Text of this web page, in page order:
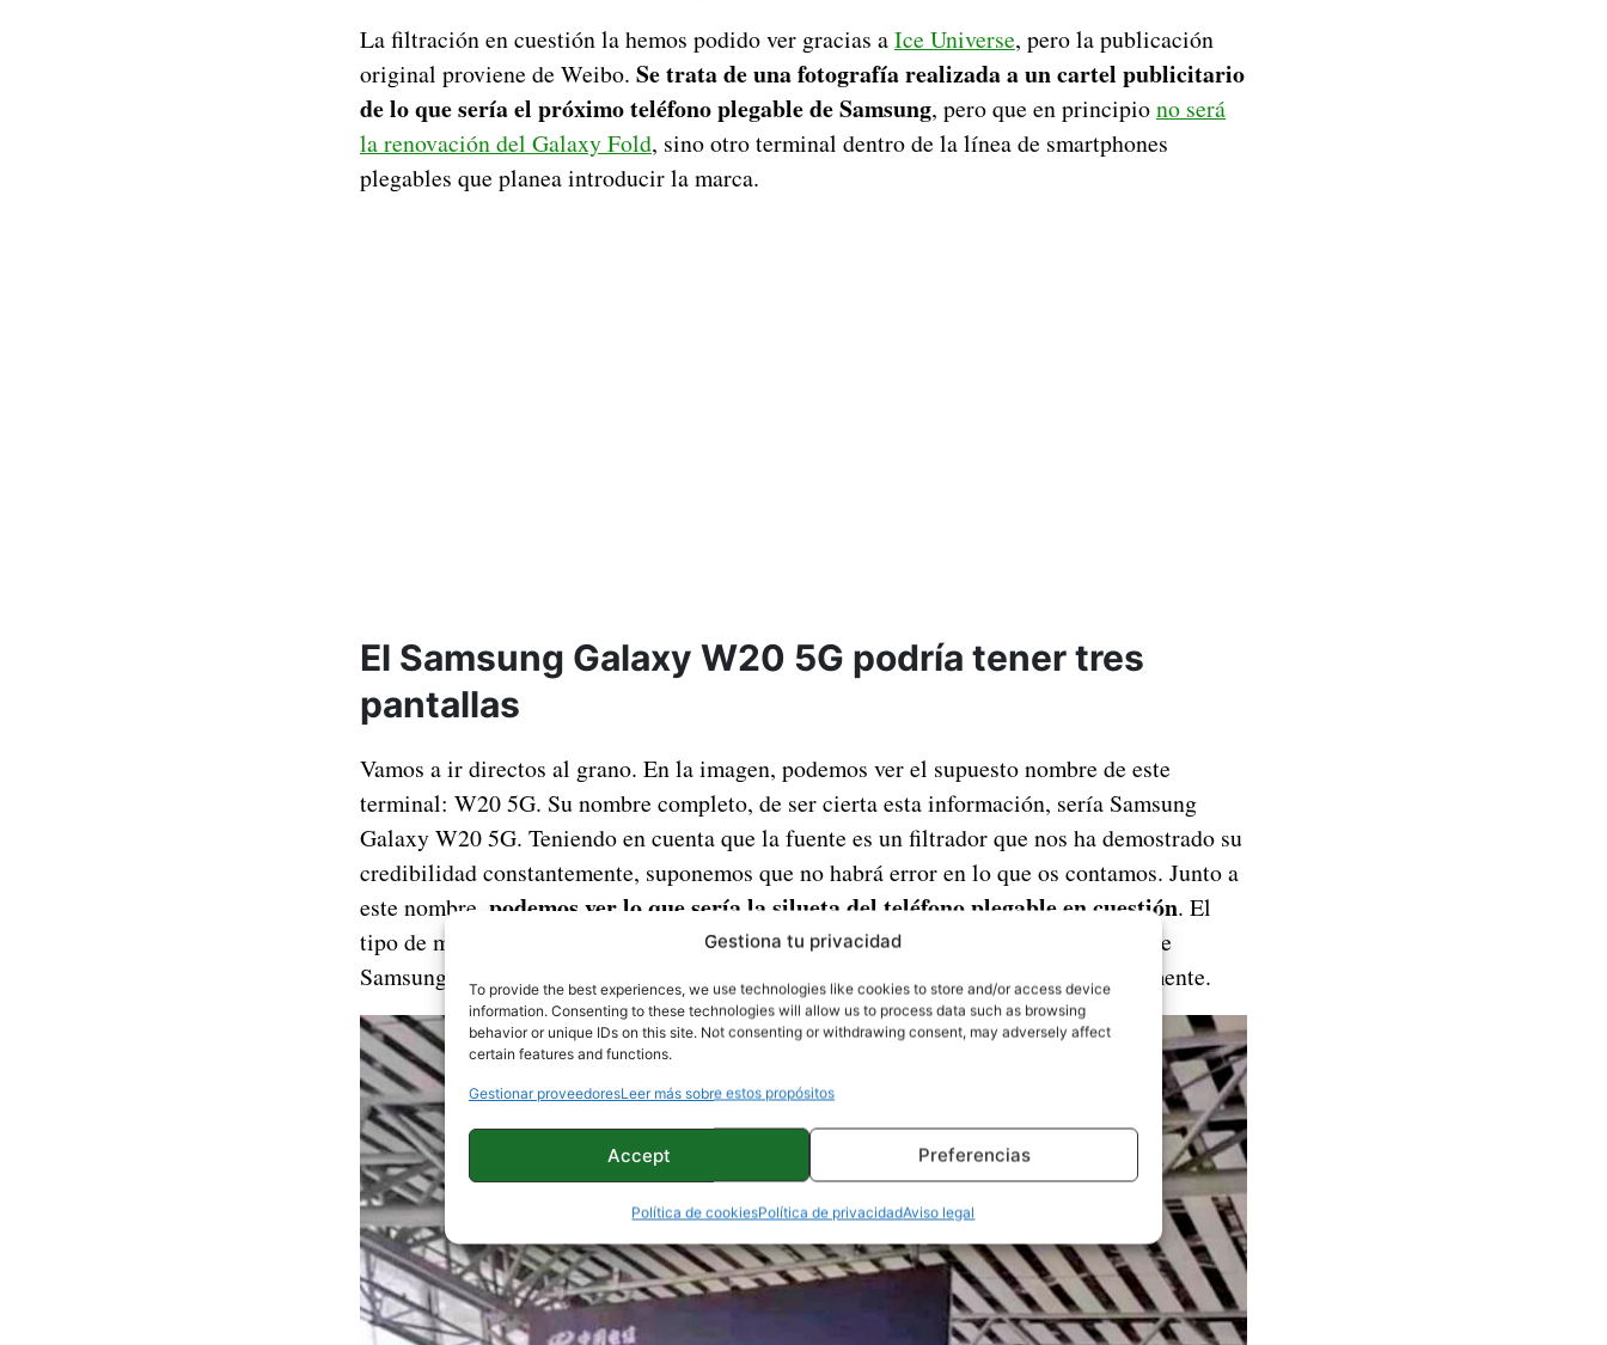
Gestiona tu privacidad
To provide the best experiences, we use technologies like cookies to store and/or access device
information. Consenting to these technologies will allow us to process data such as browsing
behavior or unique IDs on this site. Not consenting or withdrawing consent, may adversely affect
certain features and functions.
Gestionar proveedoresLeer más sobre estos propósitos
Accept Preferencias
Política de cookiesPolítica de privacidadAviso legal
La filtración en cuestión la hemos podido ver gracias aIce Universe, pero la publicación
original proviene de Weibo. Se trata de una fotografía realizada a un cartel publicitario
de lo que sería el próximo teléfono plegable de Samsung, pero que en principiono será
la renovación del Galaxy Fold, sino otro terminal dentro de la línea de smartphones
plegables que planea introducir la marca.
El Samsung Galaxy W20 5G podría tener tres
pantallas
Vamos a ir directos al grano. En la imagen, podemos ver el supuesto nombre de este
terminal: W20 5G. Su nombre completo, de ser cierta esta información, sería Samsung
Galaxy W20 5G. Teniendo en cuenta que la fuente es un filtrador que nos ha demostrado su
credibilidad constantemente, suponemos que no habrá error en lo que os contamos. Junto a
este nombre, podemos ver lo que sería la silueta del teléfono plegable en cuestión. El
tipo de marketing nos recuerda al de Huawei con su Mate X, pero quitando eso, este
Samsung Galaxy W20 5G será muy diferente a cualquier teléfono plegable actualmente.